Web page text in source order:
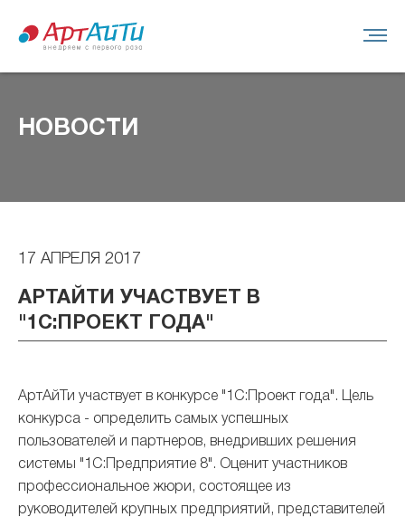
НОВОСТИ
17 АПРЕЛЯ 2017
АРТАЙТИ УЧАСТВУЕТ В
"1С:ПРОЕКТ ГОДА"
АртАйТи участвует в конкурсе "1С:Проект года". Цель
конкурса - определить самых успешных
пользователей и партнеров, внедривших решения
системы "1С:Предприятие 8". Оценит участников
профессиональное жюри, состоящее из
руководителей крупных предприятий, представителей